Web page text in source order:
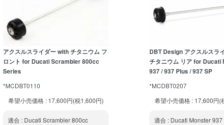
アクスルスライダー with チタニウム フ
ロント for Ducati Scrambler 800cc
Series
*MCDBT0110
希望小売価格 : 17,600円(税1,600円)
適合 : Ducati Scrambler 800cc
DBT Design アクスルスラ
チタニウム リア for Ducati
937 / 937 Plus / 937 SP
*MCDBT0207
希望小売価格 : 17,600円(
適合 : Ducati Monster 937